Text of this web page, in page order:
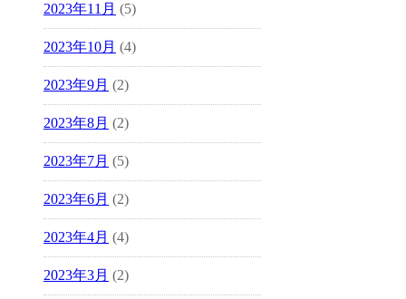
2023年11月 (5)
2023年10月 (4)
2023年9月 (2)
2023年8月 (2)
2023年7月 (5)
2023年6月 (2)
2023年4月 (4)
2023年3月 (2)